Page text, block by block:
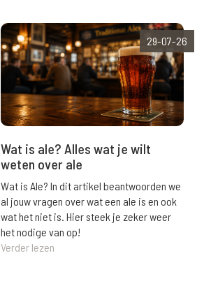
29-07-26
Wat is ale? Alles wat je wilt
weten over ale
Wat is Ale? In dit artikel beantwoorden we
al jouw vragen over wat een ale is en ook
wat het niet is. Hier steek je zeker weer
het nodige van op!
Verder lezen